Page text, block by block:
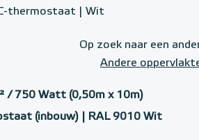
thermostaat | Wit
Op zoek naar een
Andere
/ 750 Watt (0,50m x 10m)
(inbouw) | RAL 9010 Wit